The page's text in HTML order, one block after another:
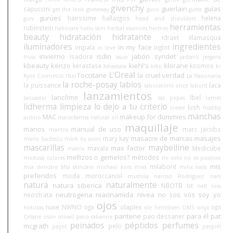
capuccini get the look giveaway givenchy gucci guerlain guess guías
guiv gurúes hairssime hallazgos head and shoulders
helena
rubinstein heliocare hello skin herbal essences hermes herramientas
beauty
hidratación hidratante idraet illamasqua
iluminadores impala in love in my face inglot ingredientes
Inoa invierno Isadora isdin issue jabón syndet jactan's jergens
kbeauty kenzo kerastase Kérastase kiehl's kiko klorane kosmos kr
Kylie Cosmetics l'bel l'occitane L'Oreal la cruel verdad La Pasionaria
la puissance la roche-posay labios laboratorio once laborit laca
lancaster lancôme lanzamientos las pepas lbel lemel
lidherma limpieza lo dejo a tu criterio loewe lush mabby
autino MAC macadamia natural oil makeup for dummies manchas
manos mantra manual de uso maquillaje marc jacobs
mario badescu mark by avon mary kay masacre de marcas masajes
mascarillas matrix mavala max factor maybelline Medicube
medusa colores mellizos o gemelos? métodos mi voto no es positivo
mia skincare Mía skincare michael kors mies milaborit minx nails mis
preferidos
moda moroccanoil mustela narciso Rodriguez nars
natura natura siberica naturalmente NBOTB NE nell ross
neostrata neutrogena niacinamida nivea no sos vos soy yo
noticias nuxe NWNO ogx ojos olaplex ole henriksen OMS onyx opi
Orlane osis+ otowil paco rabanne pantene pao dessaner para él pat
mcgrath
payot peinados pelo péptidos perfumes
perpiel